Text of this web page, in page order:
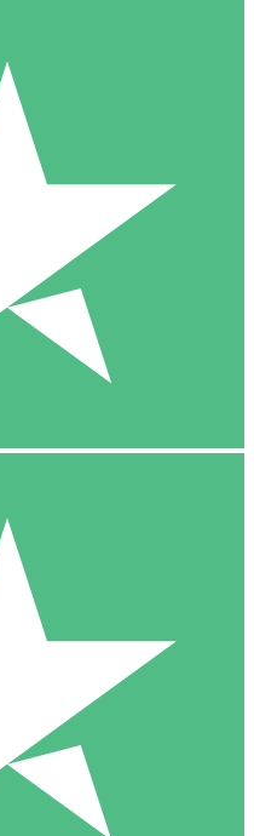
Individuais
de download. Sem
00
00